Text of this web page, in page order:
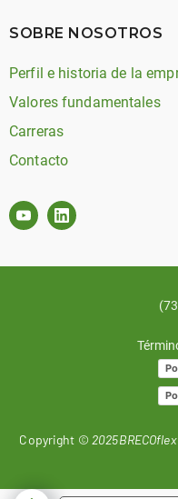
SOBRE NOSOTROS
Perfil e historia de la
Valores fundamentales
Carreras
Contacto
Copyright © 2025BRECOflex